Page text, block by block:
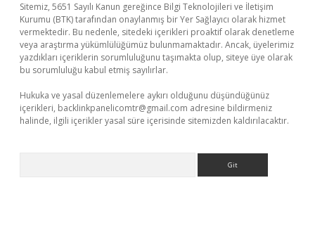
Sitemiz, 5651 Sayılı Kanun gereğince Bilgi Teknolojileri ve İletişim
Kurumu (BTK) tarafından onaylanmış bir Yer Sağlayıcı olarak hizmet
vermektedir. Bu nedenle, sitedeki içerikleri proaktif olarak denetleme
veya araştırma yükümlülüğümüz bulunmamaktadır. Ancak, üyelerimiz
yazdıkları içeriklerin sorumluluğunu taşımakta olup, siteye üye olarak
bu sorumluluğu kabul etmiş sayılırlar.
Hukuka ve yasal düzenlemelere aykırı olduğunu düşündüğünüz
içerikleri, backlinkpanelicomtr@gmail.com adresine bildirmeniz
halinde, ilgili içerikler yasal süre içerisinde sitemizden kaldırılacaktır.